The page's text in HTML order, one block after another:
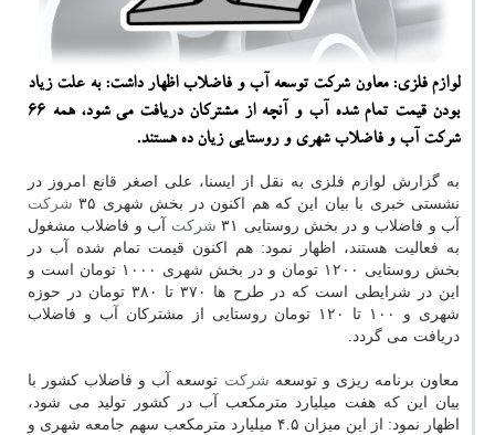
لوازم فلزی: معاون شركت توسعه آب و فاضلاب اظهار داشت: به علت زیاد
بودن قیمت تمام شده آب و آنچه از مشتركان دریافت می شود، همه ۶۶
شركت آب و فاضلاب شهری و روستایی زیان ده هستند.
به گزارش لوازم فلزی به نقل از ایسنا، علی اصغر قانع امروز در
نشستی خبری با بیان این كه هم اكنون در بخش شهری ۳۵
شركت
آب و فاضلاب و در بخش روستایی ۳۱
شركت آب و فاضلاب مشغول
به فعالیت هستند، اظهار نمود: هم اكنون قیمت تمام شده آب در
بخش روستایی ۱۲۰۰ تومان و در بخش شهری ۱۰۰۰ تومان است و
این در شرایطی است كه در طرح ها ۳۷۰ تا ۳۸۰ تومان در حوزه
شهری و ۱۰۰ تا ۱۲۰ تومان روستایی از مشتركان آب و فاضلاب
دریافت می گردد.
معاون برنامه ریزی و توسعه شركت توسعه آب و فاضلاب كشور با
بیان این كه هفت میلیارد مترمكعب آب در كشور تولید می شود،
اظهار نمود: از این میزان ۴.۵ میلیارد مترمكعب سهم جامعه شهری و